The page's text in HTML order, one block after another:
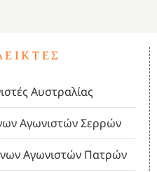
Αυστραλίας
Αγωνιστών Σερρών
Αγωνιστών Πατρών